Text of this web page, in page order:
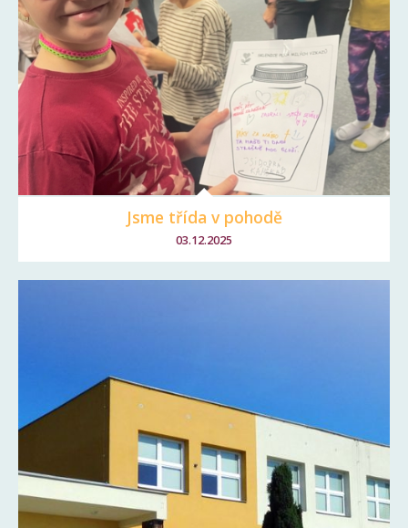
Jsme třída v pohodě
03.12.2025